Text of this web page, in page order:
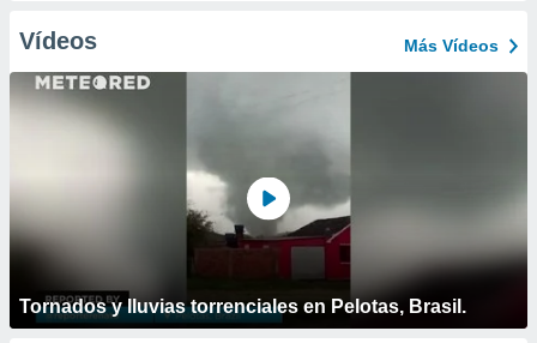
Vídeos Más Vídeos
Tornados y lluvias torrenciales en Pelotas, Brasil.